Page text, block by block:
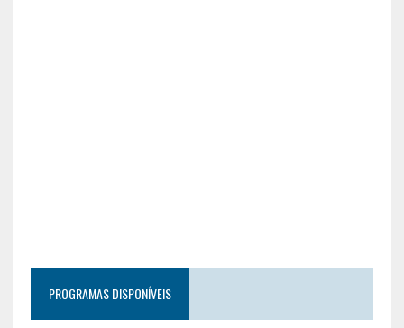
PROGRAMAS DISPONÍVEIS